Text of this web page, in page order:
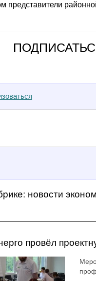
представители
Новости
провёл